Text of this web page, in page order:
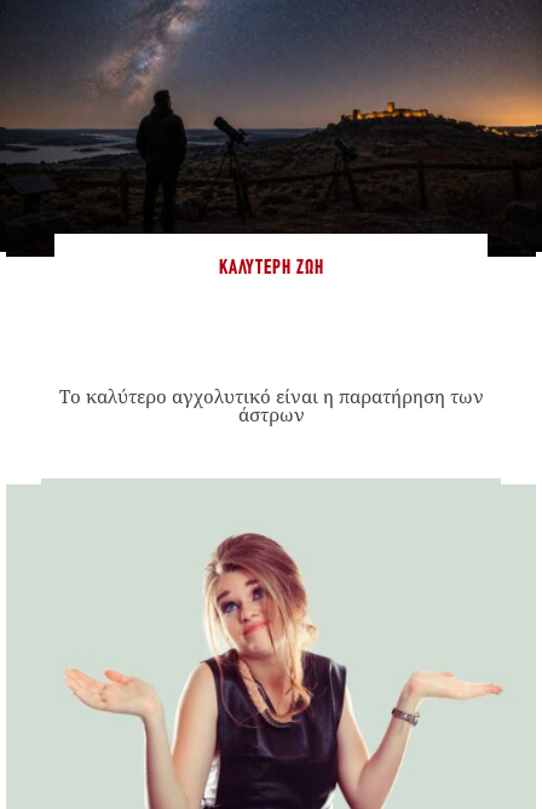
ΚΑΛΎΤΕΡΗ ΖΩΉ
Το καλύτερο αγχολυτικό είναι η παρατήρηση των
άστρων